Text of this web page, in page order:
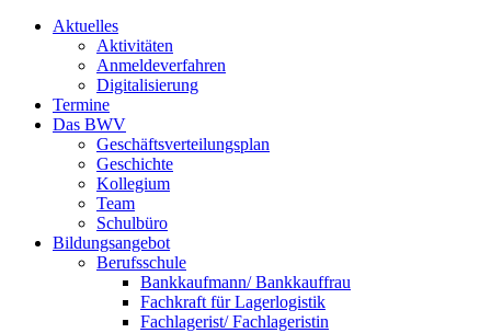
Aktuelles
Aktivitäten
Anmeldeverfahren
Digitalisierung
Termine
Das BWV
Geschäftsverteilungsplan
Geschichte
Kollegium
Team
Schulbüro
Bildungsangebot
Berufsschule
Bankkaufmann/ Bankkauffrau
Fachkraft für Lagerlogistik
Fachlagerist/ Fachlageristin